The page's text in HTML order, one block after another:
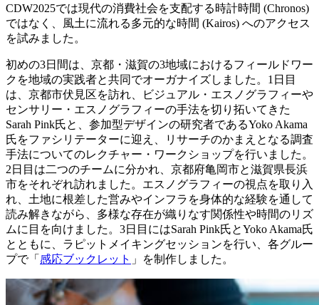
CDW2025では現代の消費社会を支配する時計時間 (Chronos)
ではなく、風土に流れる多元的な時間 (Kairos) へのアクセス
を試みました。
初めの3日間は、京都・滋賀の3地域におけるフィールドワー
クを地域の実践者と共同でオーガナイズしました。1日目
は、京都市伏見区を訪れ、ビジュアル・エスノグラフィーや
センサリー・エスノグラフィーの手法を切り拓いてきた
Sarah Pink氏と、参加型デザインの研究者であるYoko Akama
氏をファシリテーターに迎え、リサーチのかまえとなる調査
手法についてのレクチャー・ワークショップを行いました。
2日目は二つのチームに分かれ、京都府亀岡市と滋賀県長浜
市をそれぞれ訪れました。エスノグラフィーの視点を取り入
れ、土地に根差した営みやインフラを身体的な経験を通して
読み解きながら、多様な存在が織りなす関係性や時間のリズ
ムに目を向けました。3日目にはSarah Pink氏とYoko Akama氏
とともに、ラピットメイキングセッションを行い、各グルー
プで「 感応ブックレット 」を制作しました。